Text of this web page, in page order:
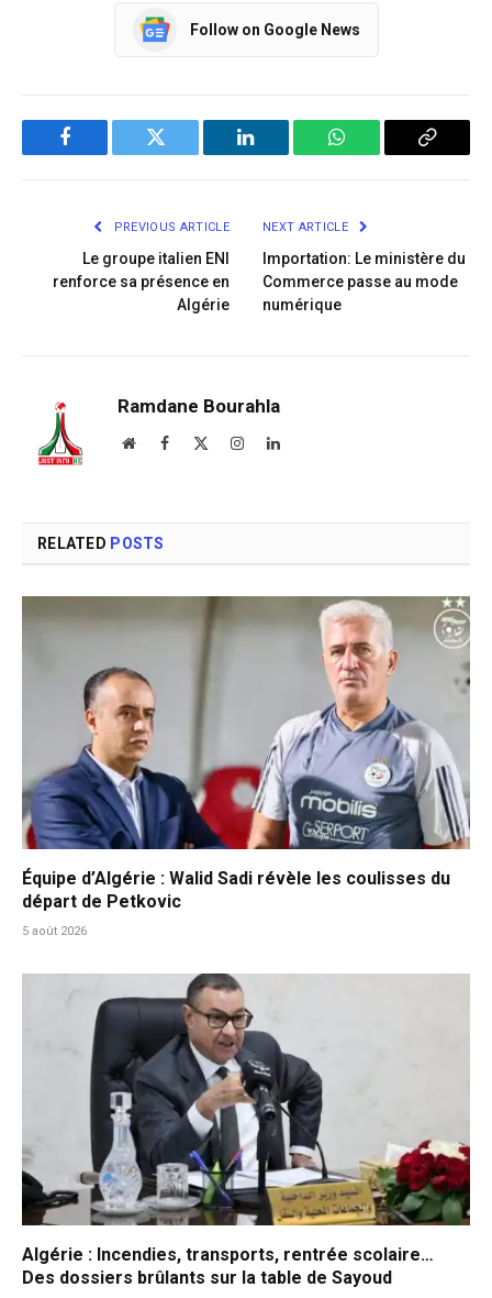
Follow on Google News
Facebook Twitter LinkedIn WhatsApp Copy
PREVIOUS ARTICLE
Le groupe italien ENI
renforce sa présence en
Algérie
NEXT ARTICLE
Importation: Le ministère du
Commerce passe au mode
numérique
Ramdane Bourahla
WebsiteFacebook InstagramLinkedIn
RELATED POSTS
Équipe d’Algérie : Walid Sadi révèle les coulisses du
départ de Petkovic
5 août 2026
Algérie : Incendies, transports, rentrée scolaire…
Des dossiers brûlants sur la table de Sayoud